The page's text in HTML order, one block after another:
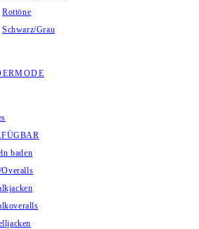
Rottöne
Schwarz/Grau
baden
Overalls